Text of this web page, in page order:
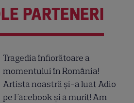
PARTENERI
Tragedia înfiorătoare a
momentului în România!
Artista noastră și-a luat Adio
pe Facebook și a murit! Am